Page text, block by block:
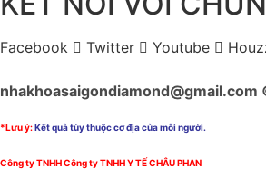
Facebook Twitter Youtube
*Lưu ý:Kết quả tùy thuộc cơ địa của mỗi người.
Công ty TNHHCông ty TNHH Y TẾ CHÂU PHAN